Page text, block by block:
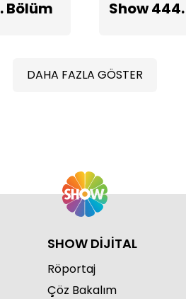
Bölüm
Show
DAHA FAZLA GÖSTER
SHOW DİJİTAL
Röportaj
Çöz Bakalım